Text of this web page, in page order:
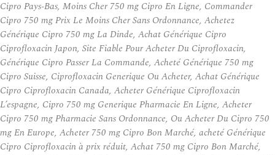
Cipro Pays-Bas, Moins Cher 750 mg Cipro En Ligne, Commander
Cipro 750 mg Prix Le Moins Cher Sans Ordonnance, Achetez
Générique Cipro 750 mg La Dinde, Achat Générique Cipro
Ciprofloxacin Japon, Site Fiable Pour Acheter Du Ciprofloxacin,
Générique Cipro Passer La Commande, Acheté Générique 750 mg
Cipro Suisse, Ciprofloxacin Generique Ou Acheter, Achat Générique
Cipro Ciprofloxacin Canada, Acheter Générique Ciprofloxacin
L’espagne, Cipro 750 mg Generique Pharmacie En Ligne, Acheter
Cipro 750 mg Pharmacie Sans Ordonnance, Ou Acheter Du Cipro 750
mg En Europe, Acheter 750 mg Cipro Bon Marché, acheté Générique
Cipro Ciprofloxacin à prix réduit, Achat 750 mg Cipro Bon Marché,